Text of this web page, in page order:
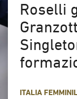
Roselli
ITALIA